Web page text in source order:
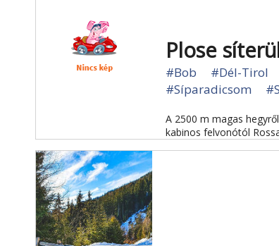
Plose
#Bob #Dél-Tirol
#Síparadicsom
A 2500 m magas
kabinos felvonótól